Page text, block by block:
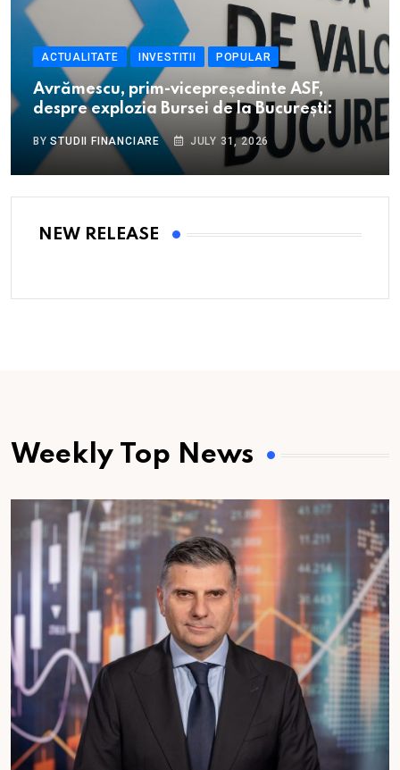
ACTUALITATE INVESTITII POPULAR
Avrămescu, prim-vicepreședinte ASF,
despre explozia Bursei de la București:
BYSTUDII FINANCIARE JULY 31, 2026
NEW RELEASE
Weekly Top News